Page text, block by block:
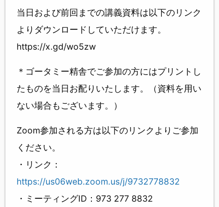
当日および前回までの講義資料は以下のリンク
よりダウンロードしていただけます。
https://x.gd/wo5zw
＊ゴータミー精舎でご参加の方にはプリントし
たものを当日お配りいたします。（資料を用い
ない場合もございます。）
Zoom参加される方は以下のリンクよりご参加
ください。
・リンク：
https://us06web.zoom.us/j/9732778832
・ミーティングID：973 277 8832